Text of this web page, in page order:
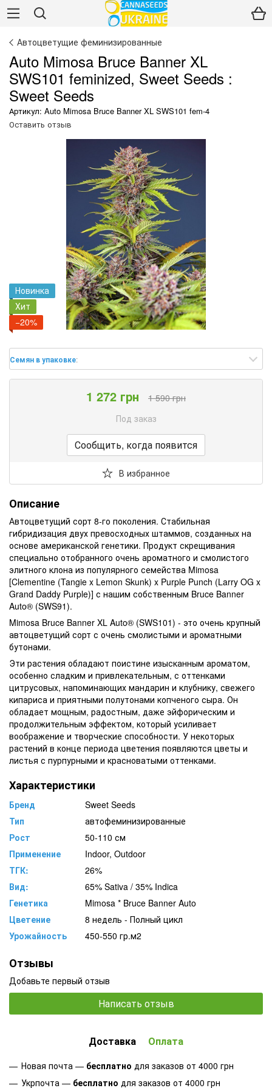
Автоцветущие феминизированные
Auto Mimosa Bruce Banner XL
SWS101 feminized, Sweet Seeds :
Sweet Seeds
Артикул: Auto Mimosa Bruce Banner XL SWS101 fem-4
Оставить отзыв
Новинка
Хит
−20%
Семян в упаковке:
1 272 грн
1 590 грн
Под заказ
Сообщить, когда появится
В избранное
Описание
Автоцветущий сорт 8-го поколения. Стабильная
гибридизация двух превосходных штаммов, созданных на
основе американской генетики. Продукт скрещивания
специально отобранного очень ароматного и смолистого
элитного клона из популярного семейства Mimosa
[Clementine (Tangie x Lemon Skunk) x Purple Punch (Larry OG x
Grand Daddy Purple)] с нашим собственным Bruce Banner
Auto® (SWS91).
Mimosa Bruce Banner XL Auto® (SWS101) - это очень крупный
автоцветущий сорт с очень смолистыми и ароматными
бутонами.
Эти растения обладают поистине изысканным ароматом,
особенно сладким и привлекательным, с оттенками
цитрусовых, напоминающих мандарин и клубнику, свежего
кипариса и приятными полутонами копченого сыра. Он
обладает мощным, радостным, даже эйфорическим и
продолжительным эффектом, который усиливает
воображение и творческие способности. У некоторых
растений в конце периода цветения появляются цветы и
листья с пурпурными и красноватыми оттенками.
Характеристики
Бренд
Sweet Seeds
Тип
автофеминизированные
Рост
50-110 см
Применение
Indoor, Outdoor
ТГК:
26%
Вид:
65% Sativa / 35% Indica
Генетика
Mimosa * Bruce Banner Auto
Цветение
8 недель - Полный цикл
Урожайность
450-550 гр.м2
Отзывы
Добавьте первый отзыв
Написать отзыв
Доставка Оплата
Новая почта — бесплатно для заказов от 4000 грн
Укрпочта — бесплатно для заказов от 4000 грн